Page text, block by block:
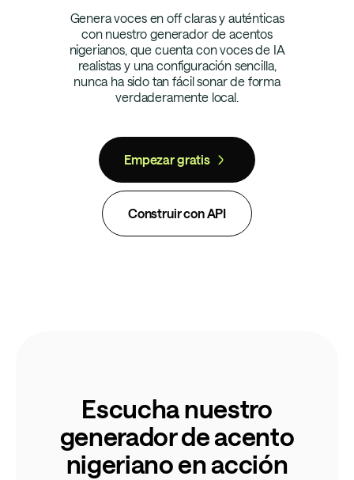
Genera voces en off claras y auténticas
con nuestro generador de acentos
nigerianos, que cuenta con voces de IA
realistas y una configuración sencilla,
nunca ha sido tan fácil sonar de forma
verdaderamente local.
Empezar gratis
Construir con API
Escucha nuestro
generador de acento
nigeriano en acción